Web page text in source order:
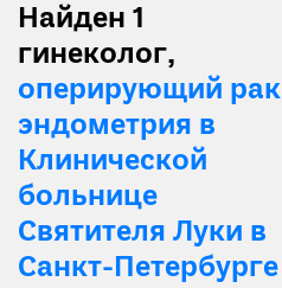
Найден 1
гинеколог,
оперирующий рак
эндометрия в
Клинической
больнице
Святителя Луки в
Санкт-Петербурге